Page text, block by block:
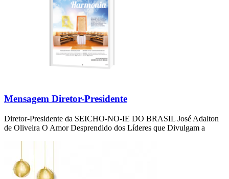
Mensagem Diretor-Presidente
Diretor-Presidente da SEICHO-NO-IE DO BRASIL José Adalton
de Oliveira O Amor Desprendido dos Líderes que Divulgam a